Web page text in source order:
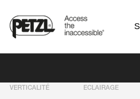
VERTICALITÉ ECLAIRAGE